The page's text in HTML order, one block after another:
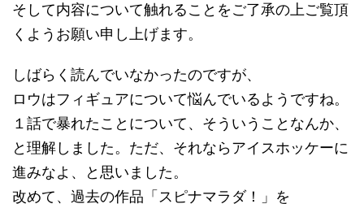
そして内容について触れることをご了承の上ご覧頂
くようお願い申し上げます。
しばらく読んでいなかったのですが、
ロウはフィギュアについて悩んでいるようですね。
１話で暴れたことについて、そういうことなんか、
と理解しました。ただ、それならアイスホッケーに
進みなよ、と思いました。
改めて、過去の作品「スピナマラダ！」を